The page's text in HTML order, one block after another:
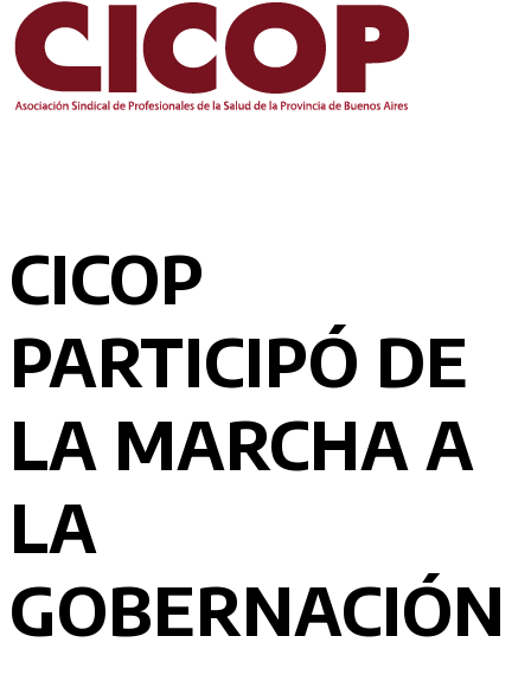
CICOP
PARTICIPÓ DE
LA MARCHA A
LA
GOBERNACIÓN